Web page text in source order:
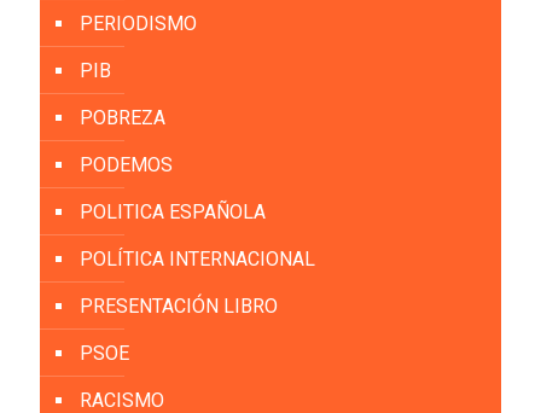
PERIODISMO
PIB
POBREZA
PODEMOS
POLITICA ESPAÑOLA
POLÍTICA INTERNACIONAL
PRESENTACIÓN LIBRO
PSOE
RACISMO